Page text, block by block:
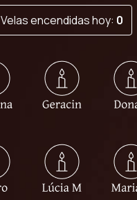
Velas encendidas hoy: 0